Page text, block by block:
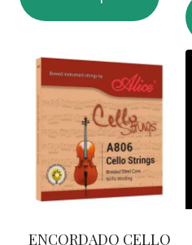
ENCORDADO CELLO